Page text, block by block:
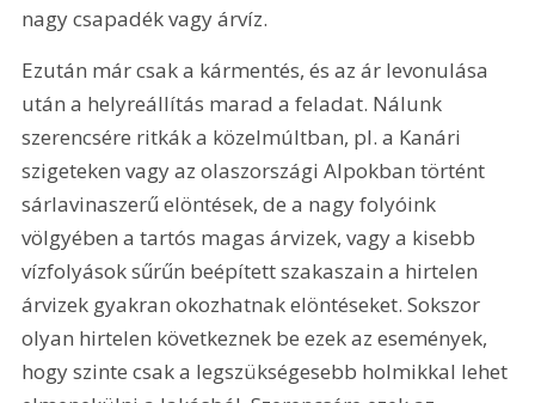
nagy csapadék vagy árvíz.
Ezután már csak a kármentés, és az ár levonulása
után a helyreállítás marad a feladat. Nálunk
szerencsére ritkák a közelmúltban, pl. a Kanári
szigeteken vagy az olaszországi Alpokban történt
sárlavinaszerű elöntések, de a nagy folyóink
völgyében a tartós magas árvizek, vagy a kisebb
vízfolyások sűrűn beépített szakaszain a hirtelen
árvizek gyakran okozhatnak elöntéseket. Sokszor
olyan hirtelen következnek be ezek az események,
hogy szinte csak a legszükségesebb holmikkal lehet